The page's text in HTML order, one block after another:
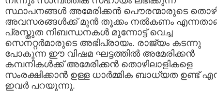
സ്ഥാപനങ്ങള്‍ അമേരിക്കന്‍ പൌരന്മാരുടെ
അവസരങ്ങള്‍ക്ക് മുന്‍ തൂക്കം നല്‍കണം
പ്രസ്തുത നിബന്ധനകള്‍ മുന്നോട്ട് വെച്ച
സെനറ്റര്‍മാരുടെ അഭിപ്രായം. രാജ്യം കടന്നു
പോകുന്ന ഈ വിഷമ ഘട്ടത്തില്‍ അമേരിക്കന്‍
കമ്പനികള്‍ക്ക് അമേരിക്കന്‍ തൊഴിലാളികളെ
സംരക്ഷിക്കാന്‍ ഉള്ള ധാര്‍മ്മിക ബാധ്യത ഉണ്ട്
ഇവര്‍ പറയുന്നു.